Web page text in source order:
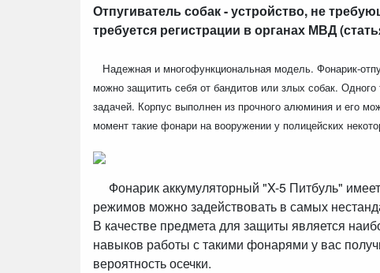
Отпугиватель собак - устройство, не
требуется регистрации в органах МВД
Hадежная и многофункциональная модель. Фонарик-
можно защитить себя от бандитов или злых собак.
задачей. Корпус выполнен из прочного алюминия и его
момент такие фонари на вооружении у полицейских
Фонарик аккумуляторный "X-5 Питбуль"
режимов можно задействовать в самых
В качестве предмета для защиты является
навыков работы с такими фонарями у вас
вероятность осечки.